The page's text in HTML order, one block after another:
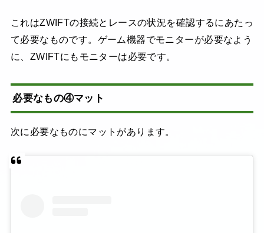
これはZWIFTの接続とレースの状況を確認するにあたっ
て必要なものです。ゲーム機器でモニターが必要なよう
に、ZWIFTにもモニターは必要です。
必要なもの④マット
次に必要なものにマットがあります。